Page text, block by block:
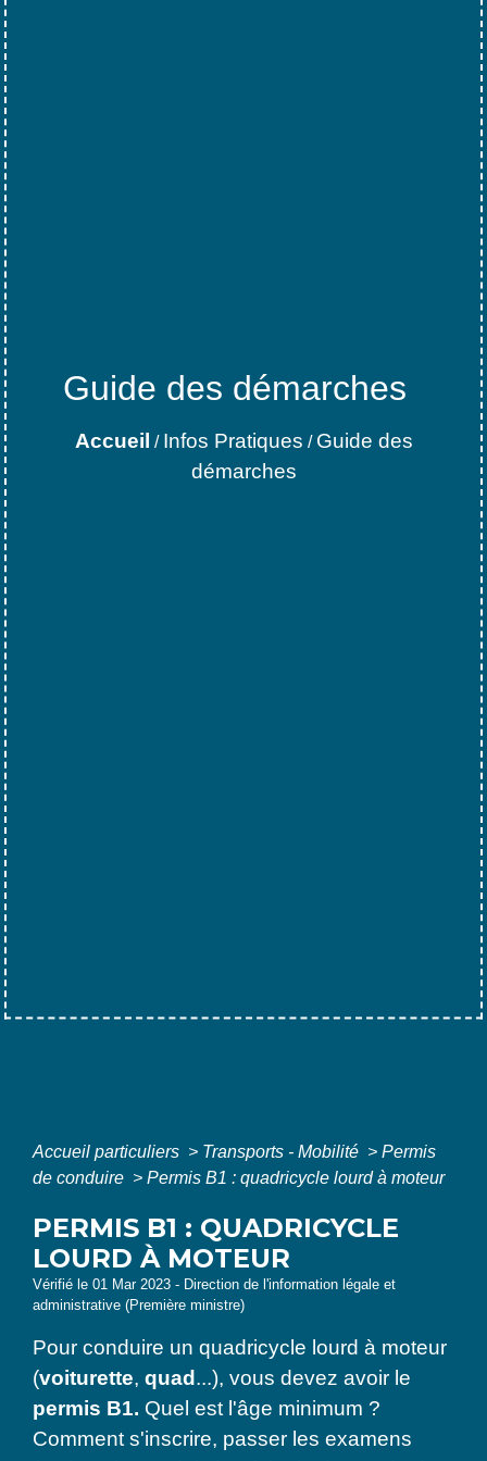
Guide des démarches
Accueil / Infos Pratiques / Guide des
démarches
Accueil particuliers > Transports - Mobilité > Permis
de conduire > Permis B1 : quadricycle lourd à moteur
PERMIS B1 : QUADRICYCLE
LOURD À MOTEUR
Vérifié le 01 Mar 2023 - Direction de l'information légale et
administrative (Première ministre)
Pour conduire un quadricycle lourd à moteur
(voiturette, quad ...), vous devez avoir le
permis B1. Quel est l'âge minimum ?
Comment s'inscrire, passer les examens